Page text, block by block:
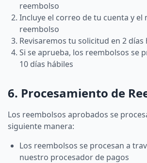
reembolso
Incluye el correo de tu cuenta y el
reembolso
Revisaremos tu solicitud en 2 días
Si se aprueba, los reembolsos se
10 días hábiles
6. Procesamiento de
Los reembolsos aprobados se
siguiente manera:
Los reembolsos se procesan a
nuestro procesador de pagos